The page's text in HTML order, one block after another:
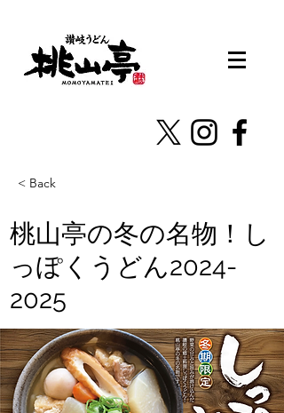
< Back
桃山亭の冬の名物！し
っぽくうどん2024-
2025